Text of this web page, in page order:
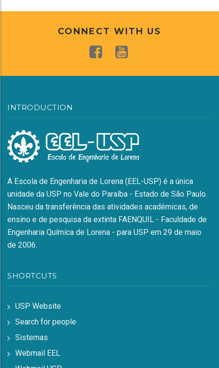
CONNECT WITH US
INTRODUCTION
A Escola de Engenharia de Lorena (EEL-USP) é a única
unidade da USP no Vale do Paraíba - Estado de São Paulo.
Nasceu da transferência das atividades acadêmicas, de
ensino e de pesquisa da extinta FAENQUIL - Faculdade de
Engenharia Química de Lorena - para USP em 29 de maio
de 2006.
SHORTCUTS
USP Website
Search for people
Sistemas
Webmail EEL